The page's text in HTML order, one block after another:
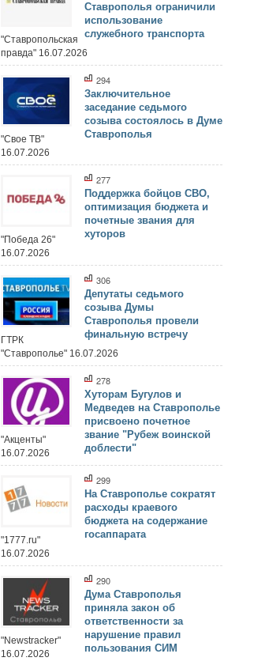
Ставрополья ограничили
использование
служебного транспорта
"Ставропольская
правда" 16.07.2026
294
Заключительное
заседание седьмого
созыва состоялось в Думе
Ставрополья
"Свое ТВ"
16.07.2026
277
Поддержка бойцов СВО,
оптимизация бюджета и
почетные звания для
хуторов
"Победа 26"
16.07.2026
306
Депутаты седьмого
созыва Думы
Ставрополья провели
финальную встречу
ГТРК
"Ставрополье" 16.07.2026
278
Хуторам Бугулов и
Медведев на Ставрополье
присвоено почетное
звание "Рубеж воинской
доблести"
"Акценты"
16.07.2026
299
На Ставрополье сократят
расходы краевого
бюджета на содержание
госаппарата
"1777.ru"
16.07.2026
290
Дума Ставрополья
приняла закон об
ответственности за
нарушение правил
пользования СИМ
"Newstracker"
16.07.2026